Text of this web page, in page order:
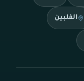
الفلبين